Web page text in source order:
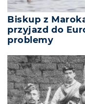
Biskup z
przyjazd do
problemy